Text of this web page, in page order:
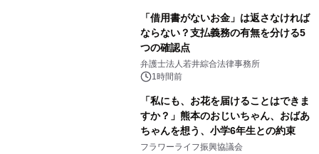
「借用書がないお金」は返さなければ
ならない？支払義務の有無を分ける5
つの確認点
弁護士法人若井綜合法律事務所
1時間前
「私にも、お花を届けることはできま
すか？」熊本のおじいちゃん、おばあ
ちゃんを想う、小学6年生との約束
フラワーライフ振興協議会